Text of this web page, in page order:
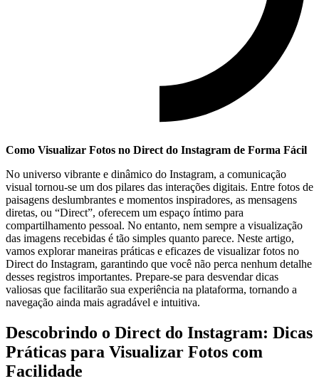
Como Visualizar Fotos no Direct do Instagram de Forma Fácil
No universo vibrante e dinâmico do Instagram, a comunicação
visual tornou-se um dos pilares das interações digitais. ​Entre ​fotos de
paisagens deslumbrantes ‍e momentos inspiradores, as mensagens
diretas, ‌ou “Direct”, oferecem⁤ um espaço íntimo para
compartilhamento pessoal. No entanto, nem sempre a visualização
das imagens recebidas é tão simples quanto parece. Neste artigo,
vamos explorar maneiras práticas e eficazes de visualizar fotos no
Direct do Instagram, garantindo que você não perca nenhum detalhe
desses registros importantes. Prepare-se para desvendar ​dicas
valiosas que facilitarão sua experiência na plataforma,⁢ tornando a
navegação ainda mais agradável e intuitiva.
Descobrindo o Direct do Instagram: Dicas
Práticas para Visualizar Fotos com
Facilidade